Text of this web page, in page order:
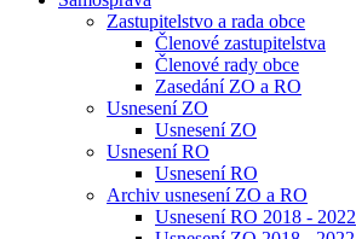
Zastupitelstvo a rada obce
Členové zastupitelstva
Členové rady obce
Zasedání ZO a RO
Usnesení ZO
Usnesení ZO
Usnesení RO
Usnesení RO
Archiv usnesení ZO a RO
Usnesení RO 2018 - 2022